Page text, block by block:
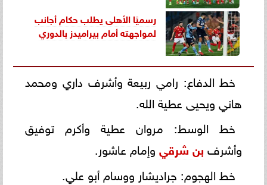
رسميًا الأهلى يطلب حكام أجانب
لمواجهته أمام بيراميدز بالدوري
خط الدفاع: رامي ربيعة وأشرف داري ومحمد
هاني ويحيى عطية الله.
خط الوسط: مروان عطية وأكرم توفيق
وأشرف بن شرقي وإمام عاشور.
خط الهجوم: جراديشار ووسام أبو علي.